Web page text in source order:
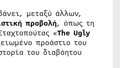
μεταξύ άλλων,
προβολή, όπως τη
«The Ugly
προάστιο του
του διαβόητου